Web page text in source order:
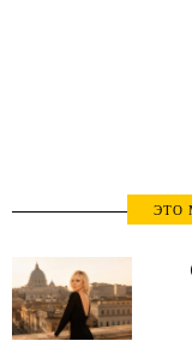
ЭТО